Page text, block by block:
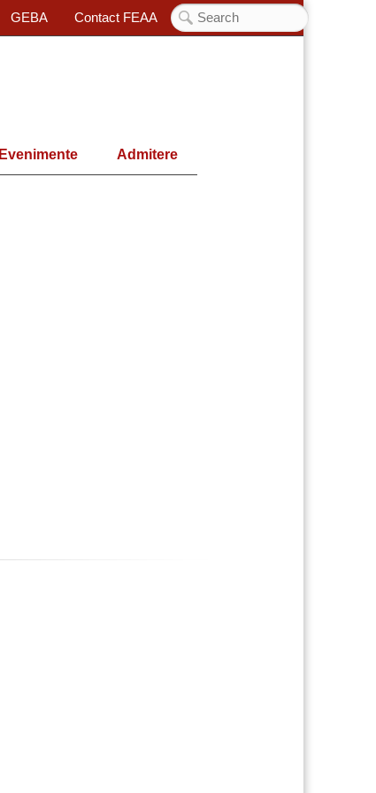
GEBA Contact FEAA
Evenimente Admitere